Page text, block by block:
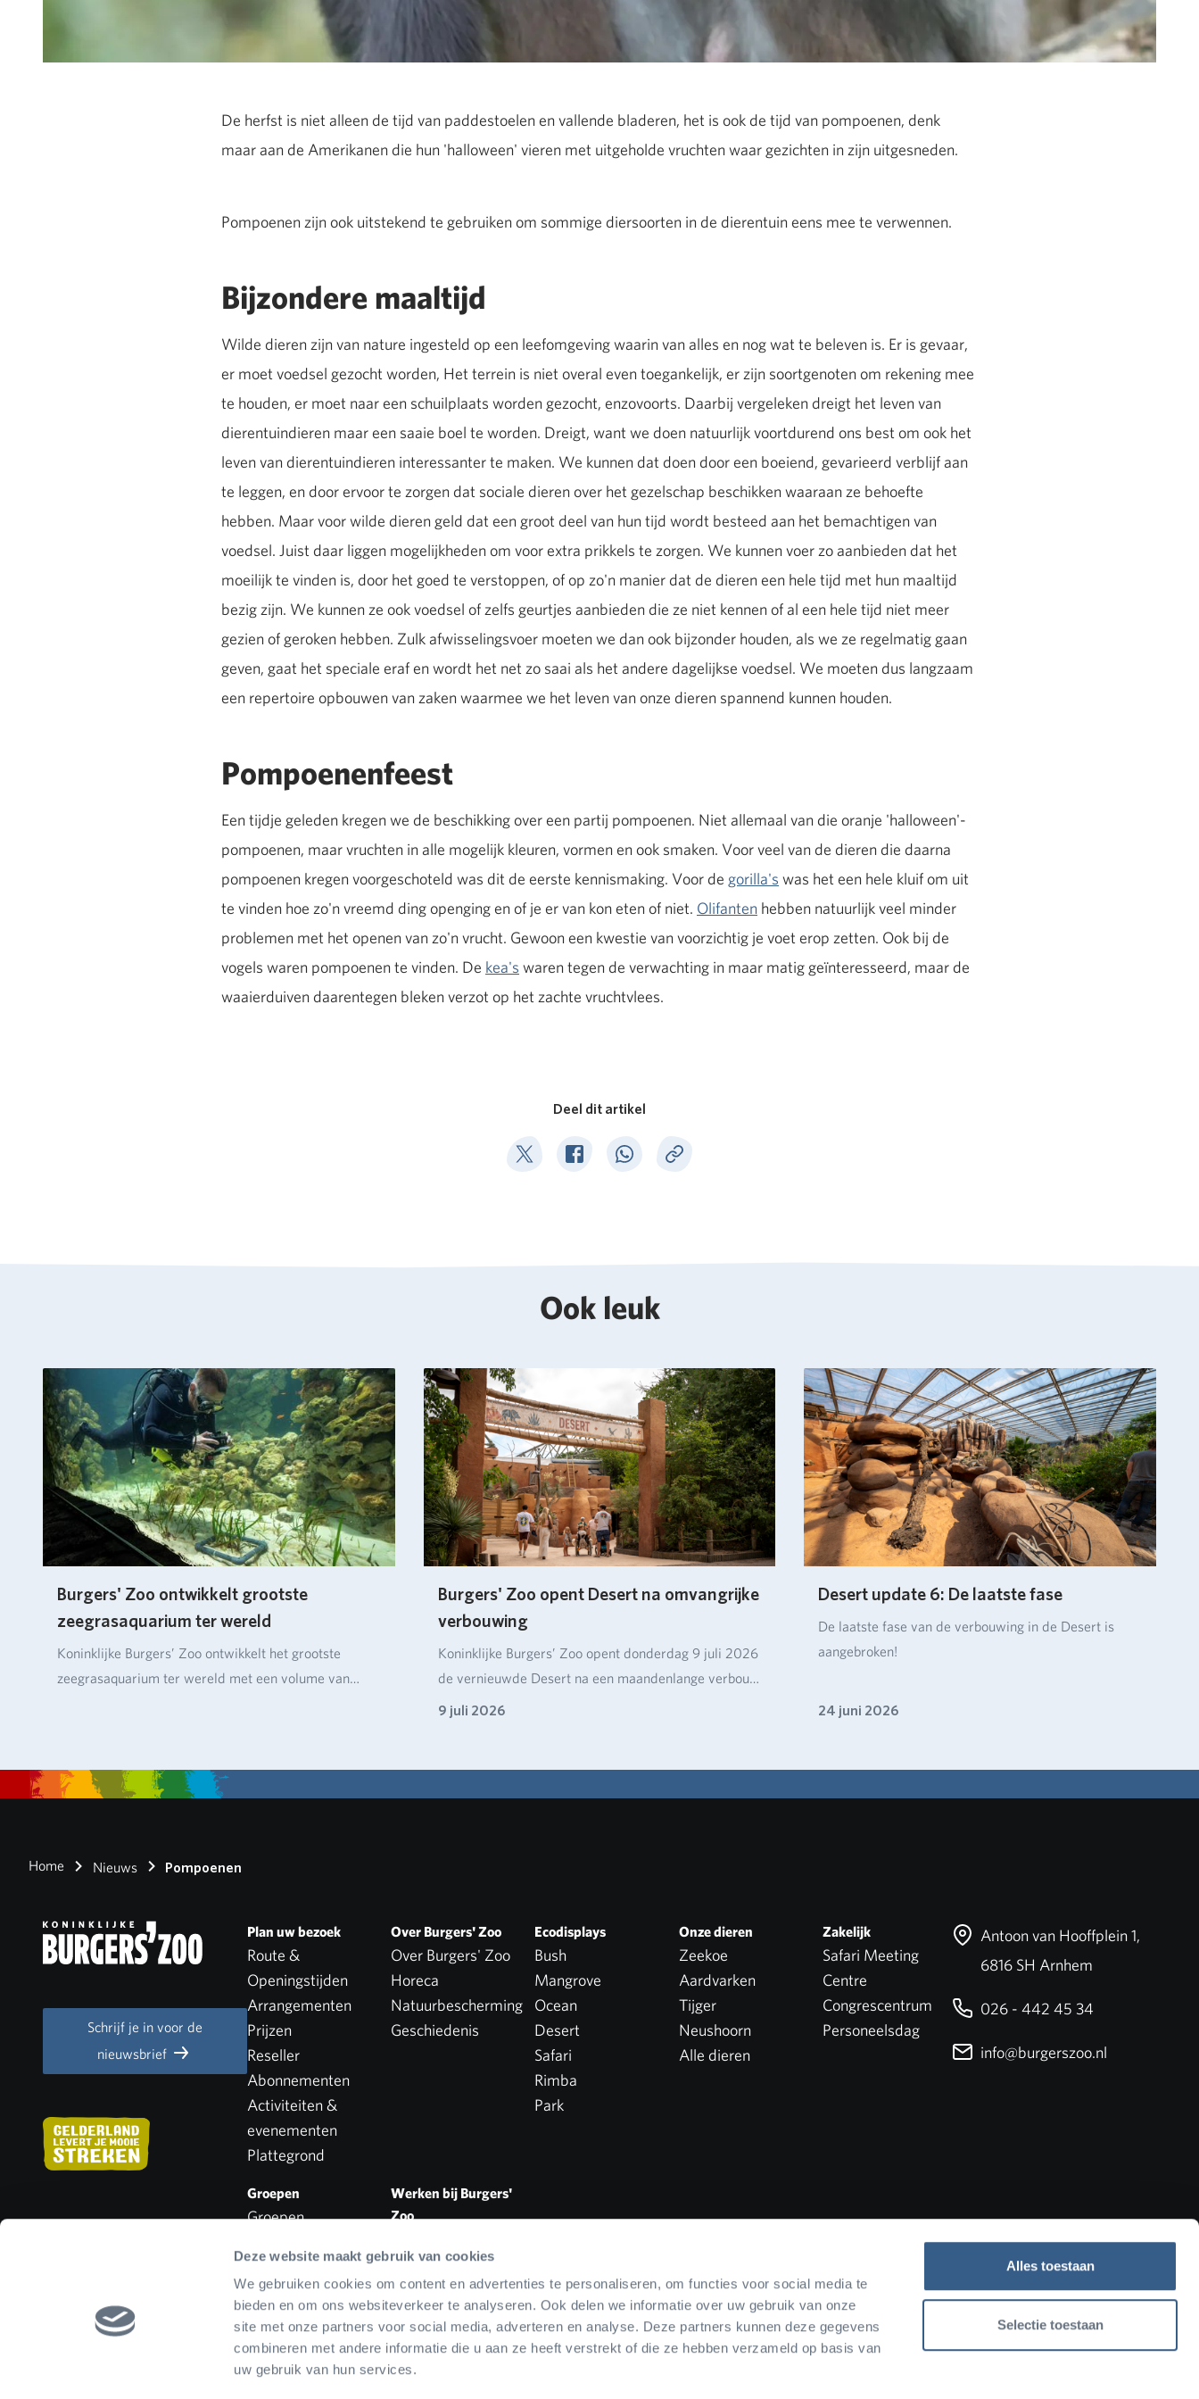
Deze website maakt gebruik van cookies
We gebruiken cookies om content en advertenties te personaliseren, om functies voor social media te
bieden en om ons websiteverkeer te analyseren. Ook delen we informatie over uw gebruik van onze
site met onze partners voor social media, adverteren en analyse. Deze partners kunnen deze gegevens
combineren met andere informatie die u aan ze heeft verstrekt of die ze hebben verzameld op basis van
uw gebruik van hun services.
Alles toestaan
Selectie toestaan
De herfst is niet alleen de tijd van paddestoelen en vallende bladeren, het is ook de tijd van pompoenen, denk
maar aan de Amerikanen die hun 'halloween' vieren met uitgeholde vruchten waar gezichten in zijn uitgesneden.
Pompoenen zijn ook uitstekend te gebruiken om sommige diersoorten in de dierentuin eens mee te verwennen.
Bijzondere maaltijd
Wilde dieren zijn van nature ingesteld op een leefomgeving waarin van alles en nog wat te beleven is. Er is gevaar,
er moet voedsel gezocht worden, Het terrein is niet overal even toegankelijk, er zijn soortgenoten om rekening mee
te houden, er moet naar een schuilplaats worden gezocht, enzovoorts. Daarbij vergeleken dreigt het leven van
dierentuindieren maar een saaie boel te worden. Dreigt, want we doen natuurlijk voortdurend ons best om ook het
leven van dierentuindieren interessanter te maken. We kunnen dat doen door een boeiend, gevarieerd verblijf aan
te leggen, en door ervoor te zorgen dat sociale dieren over het gezelschap beschikken waaraan ze behoefte
hebben. Maar voor wilde dieren geld dat een groot deel van hun tijd wordt besteed aan het bemachtigen van
voedsel. Juist daar liggen mogelijkheden om voor extra prikkels te zorgen. We kunnen voer zo aanbieden dat het
moeilijk te vinden is, door het goed te verstoppen, of op zo'n manier dat de dieren een hele tijd met hun maaltijd
bezig zijn. We kunnen ze ook voedsel of zelfs geurtjes aanbieden die ze niet kennen of al een hele tijd niet meer
gezien of geroken hebben. Zulk afwisselingsvoer moeten we dan ook bijzonder houden, als we ze regelmatig gaan
geven, gaat het speciale eraf en wordt het net zo saai als het andere dagelijkse voedsel. We moeten dus langzaam
een repertoire opbouwen van zaken waarmee we het leven van onze dieren spannend kunnen houden.
Pompoenenfeest
Een tijdje geleden kregen we de beschikking over een partij pompoenen. Niet allemaal van die oranje 'halloween'-
pompoenen, maar vruchten in alle mogelijk kleuren, vormen en ook smaken. Voor veel van de dieren die daarna
pompoenen kregen voorgeschoteld was dit de eerste kennismaking. Voor de gorilla's was het een hele kluif om uit
te vinden hoe zo'n vreemd ding openging en of je er van kon eten of niet. Olifanten hebben natuurlijk veel minder
problemen met het openen van zo'n vrucht. Gewoon een kwestie van voorzichtig je voet erop zetten. Ook bij de
vogels waren pompoenen te vinden. De kea's waren tegen de verwachting in maar matig geïnteresseerd, maar de
waaierduiven daarentegen bleken verzot op het zachte vruchtvlees.
Deel dit artikel
Deel op TwitterDeel op Facebook
Deel op WhatsApp
Kopieer link
Ook leuk
Burgers' Zoo ontwikkelt grootste
zeegrasaquarium ter wereld
Koninklijke Burgers’ Zoo ontwikkelt het grootste
zeegrasaquarium ter wereld met een volume van
Burgers' Zoo opent Desert na omvangrijke
verbouwing
Koninklijke Burgers’ Zoo opent donderdag 9 juli 2026
de vernieuwde Desert na een maandenlange verbou…
9 juli 2026
Desert update 6: De laatste fase
De laatste fase van de verbouwing in de Desert is
aangebroken!
24 juni 2026
Home Nieuws Pompoenen
Schrijf je in voor de
nieuwsbrief
Plan uw bezoek
Route &
Openingstijden
Arrangementen
Prijzen
Reseller
Abonnementen
Activiteiten &
evenementen
Plattegrond
Over Burgers' Zoo
Over Burgers' Zoo
Horeca
Natuurbescherming
Geschiedenis
Ecodisplays
Bush
Mangrove
Ocean
Desert
Safari
Rimba
Park
Onze dieren
Zeekoe
Aardvarken
Tijger
Neushoorn
Alle dieren
Zakelijk
Safari Meeting
Centre
Congrescentrum
Personeelsdag
Groepen
Groepen
Zorginstellingen
Personeelsvereniging
Werken bij Burgers'
Zoo
Antoon van Hooffplein 1,
6816 SH Arnhem
026 - 442 45 34
info@burgerszoo.nl